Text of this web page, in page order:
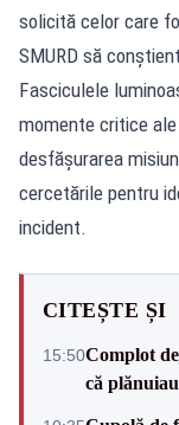
solicită celor care
SMURD să
Fasciculele
momente critice
desfășurarea
cercetările pentru
incident.
CITEȘTE ȘI
15:50Complot
că